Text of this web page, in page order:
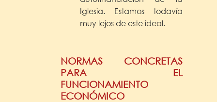
Iglesia. Estamos todavía
muy lejos de este ideal.
NORMAS CONCRETAS
PARA EL
FUNCIONAMIENTO
ECONÓMICO